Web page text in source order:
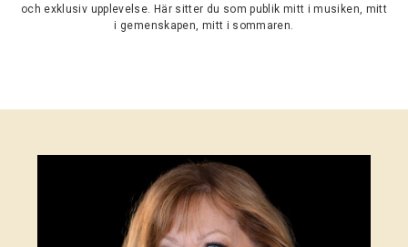
och exklusiv upplevelse. Här sitter du som publik mitt i musiken, mitt
i gemenskapen, mitt i sommaren.